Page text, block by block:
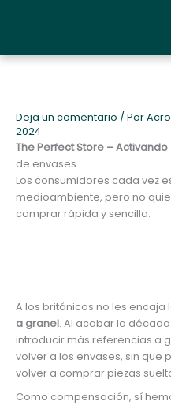
Deja un comentario / Por
2024
The Perfect Store –
de envases
Los consumidores cada vez
medioambiente, pero no
comprar rápida y sencilla.
A los británicos no les encaja
a granel. Al acabar la
introducir más referencias a
volver a los envases, sin que
volver a comprar piezas
Como compensación, sí